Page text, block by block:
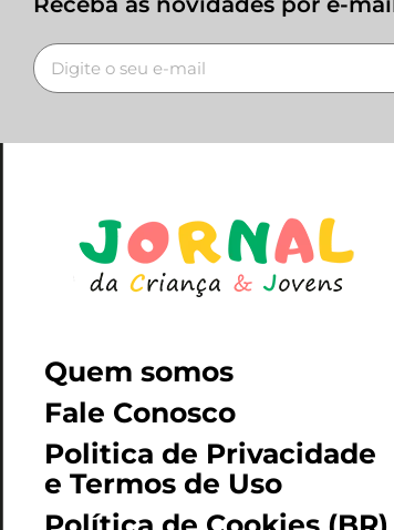
Quem somos
Fale Conosco
Politica de Privacidade
e Termos de Uso